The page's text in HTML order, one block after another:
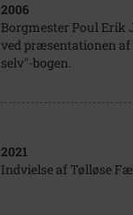
2006
Borgmester Poul Erik
ved præsentationen af
selv"-bogen.
2021
Indvielse af Tølløse